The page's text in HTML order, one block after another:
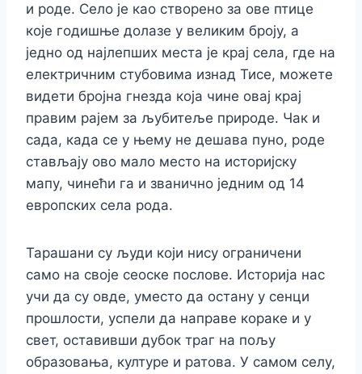
и роде. Село је као створено за ове птице
које годишње долазе у великим броју, а
једно од најлепших места је крај села, где на
електричним стубовима изнад Тисе, можете
видети бројна гнезда која чине овај крај
правим рајем за љубитеље природе. Чак и
сада, када се у њему не дешава пуно, роде
стављају ово мало место на историјску
мапу, чинећи га и званично једним од 14
европских села рода.
Тарашани су људи који нису ограничени
само на своје сеоске послове. Историја нас
учи да су овде, уместо да остану у сенци
прошлости, успели да направе кораке и у
свет, оставивши дубок траг на пољу
образовања, културе и ратова. У самом селу,